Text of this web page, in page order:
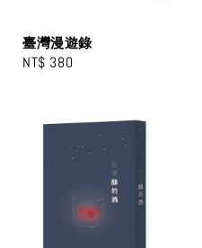
臺灣漫遊錄
Regular
NT$ 380